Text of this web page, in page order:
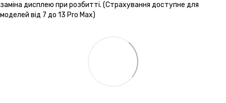
заміна дисплею при розбитті. (Страхування доступне для
моделей від 7 до 13 Pro Max)